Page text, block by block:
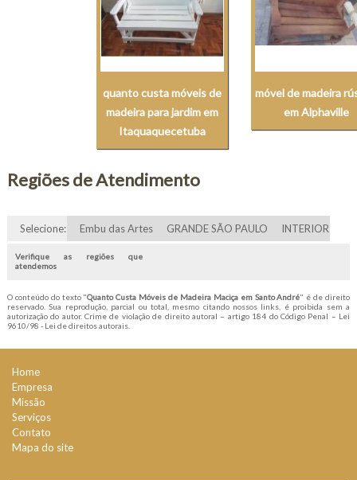
quanto custa móveis de
madeira para jardim em
Itaquaquecetuba
móvel de madeira
em Alphaville
Regiões de Atendimento
Selecione: Embu das Artes GRANDE SÃO PAULO INTERIOR
Verifique as regiões que
atendemos
O conteúdo do texto "Quanto Custa Móveis de Madeira Maciça em Santo André" é de direito
reservado. Sua reprodução, parcial ou total, mesmo citando nossos links, é proibida sem a
autorização do autor. Crime de violação de direito autoral – artigo 184 do Código Penal – Lei
9610/98 - Lei de direitos autorais.
Home
Empresa
Missão
Serviços
Contato
Mapa do site